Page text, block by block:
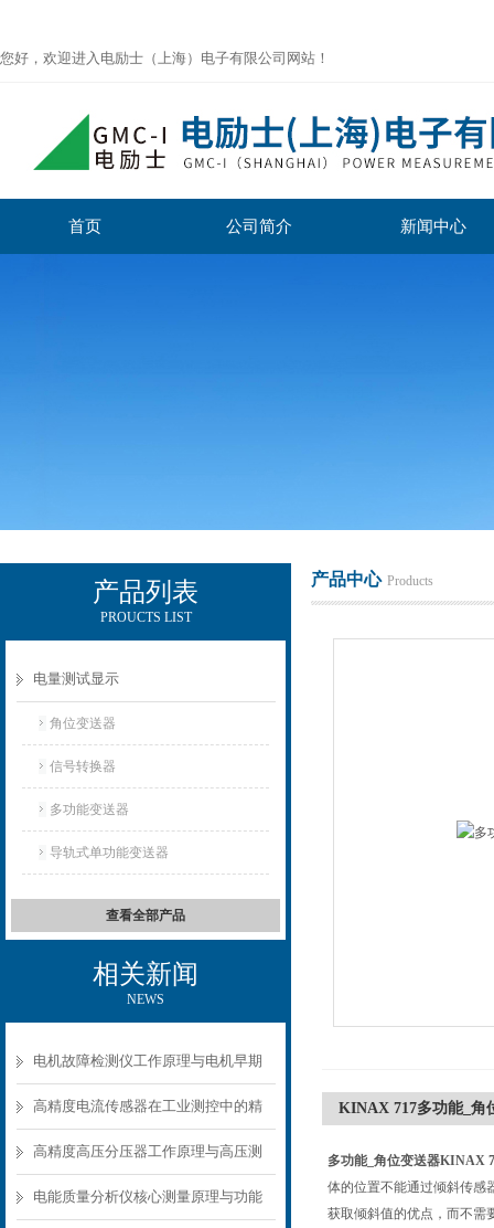
您好，欢迎进入电励士（上海）电子有限公司网站！
首页 公司简介 新闻中心
产品列表
PROUCTS LIST
电量测试显示
角位变送器
信号转换器
多功能变送器
导轨式单功能变送器
查看全部产品
相关新闻
NEWS
电机故障检测仪工作原理与电机早期
故障诊断方案
高精度电流传感器在工业测控中的精
准测量方案
高精度高压分压器工作原理与高压测
量应用场景
电能质量分析仪核心测量原理与功能
产品中心 Products
KINAX 717多功能_角
多功能_角位变送器KINAX
体的位置不能通过倾斜传感
获取倾斜值的优点，而不需